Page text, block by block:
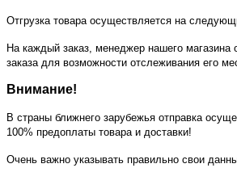
Отгрузка товара осуществляется на
На каждый заказ, менеджер нашего магазина
заказа для возможности отслеживания его
Внимание!
В страны ближнего зарубежья отправка
100% предоплаты товара и доставки!
Очень важно указывать правильно свои